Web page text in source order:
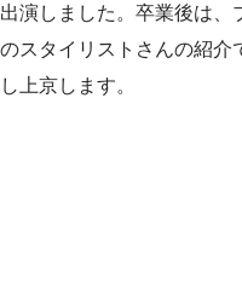
出演しました。卒業後は、
のスタイリストさんの紹介
し上京します。